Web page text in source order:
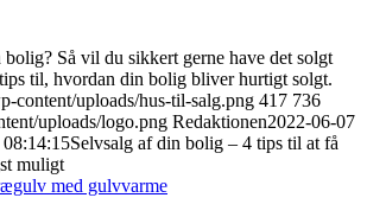
Så vil du sikkert gerne have det solgt
til, hvordan din bolig bliver hurtigt solgt.
content/uploads/hus-til-salg.png 417 736
uploads/logo.png Redaktionen2022-06-07
Selvsalg af din bolig – 4 tips til at få
muligt